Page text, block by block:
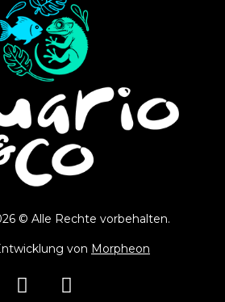
© Alle Rechte vorbehalten.
von Morpheon